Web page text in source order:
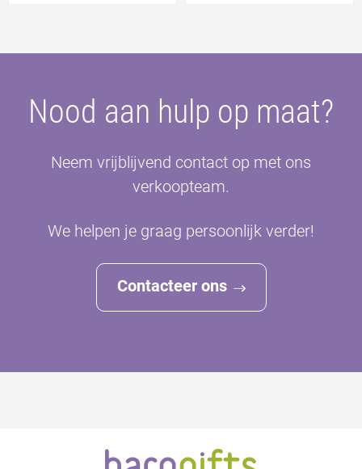
Nood aan hulp op maat?
Neem vrijblijvend contact op met ons
verkoopteam.
We helpen je graag persoonlijk verder!
Contacteer ons